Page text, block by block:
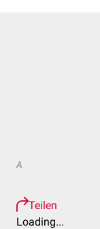
A
Teilen
Loading...